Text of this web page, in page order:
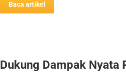
Baca artikel
Dukung Dampak Nyata